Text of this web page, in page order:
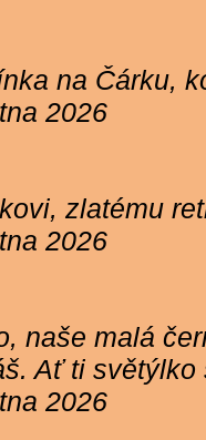
na Čárku,
2026
zlatému
2026
naše malá
Ať ti
2026